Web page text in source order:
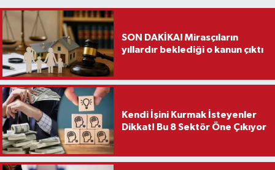
SON DAKİKA! Mirasçıların
yıllardır beklediği o kanun çıktı
Kendi İşini Kurmak İsteyenler
Dikkat! Bu 8 Sektör Öne Çıkıyor